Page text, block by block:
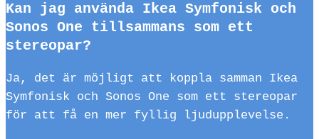
Kan jag använda Ikea Symfonisk och
Sonos One tillsammans som ett
stereopar?
Ja, det är möjligt att koppla samman Ikea
Symfonisk och Sonos One som ett stereopar
för att få en mer fyllig ljudupplevelse.